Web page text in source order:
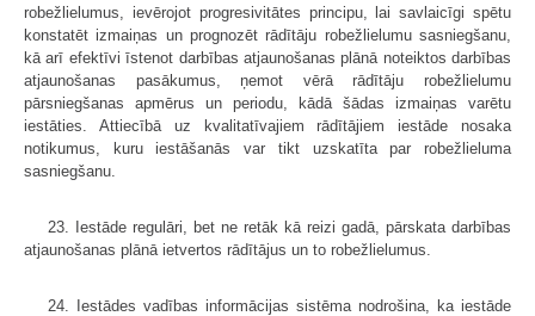
robežlielumus, ievērojot progresivitātes principu, lai savlaicīgi spētu
konstatēt izmaiņas un prognozēt rādītāju robežlielumu sasniegšanu,
kā arī efektīvi īstenot darbības atjaunošanas plānā noteiktos darbības
atjaunošanas pasākumus, ņemot vērā rādītāju robežlielumu
pārsniegšanas apmērus un periodu, kādā šādas izmaiņas varētu
iestāties. Attiecībā uz kvalitatīvajiem rādītājiem iestāde nosaka
notikumus, kuru iestāšanās var tikt uzskatīta par robežlieluma
sasniegšanu.
23. Iestāde regulāri, bet ne retāk kā reizi gadā, pārskata darbības
atjaunošanas plānā ietvertos rādītājus un to robežlielumus.
24. Iestādes vadības informācijas sistēma nodrošina, ka iestāde